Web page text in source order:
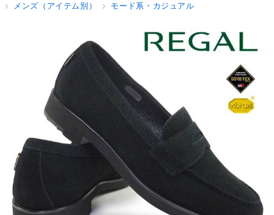
メンズ（アイテム別）
モード系・カジュアル